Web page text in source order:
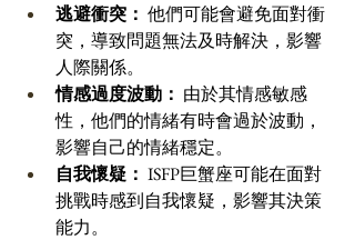
逃避衝突： 他們可能會避免面對衝
突，導致問題無法及時解決，影響
人際關係。
情感過度波動： 由於其情感敏感
性，他們的情緒有時會過於波動，
影響自己的情緒穩定。
自我懷疑： ISFP巨蟹座可能在面對
挑戰時感到自我懷疑，影響其決策
能力。